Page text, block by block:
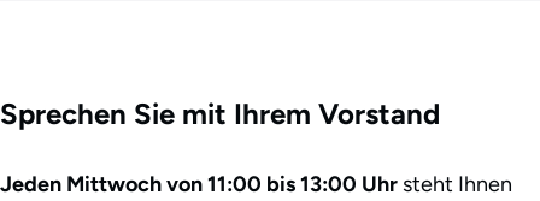
Sprechen Sie mit Ihrem Vorstand
Jeden Mittwoch von 11:00 bis 13:00 Uhr steht Ihnen